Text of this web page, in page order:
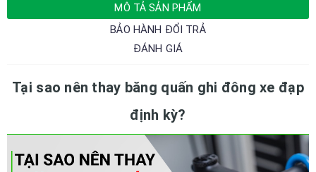
MÔ TẢ SẢN PHẨM
BẢO HÀNH ĐỔI TRẢ
ĐÁNH GIÁ
Tại sao nên thay băng quấn ghi đông xe đạp
định kỳ?